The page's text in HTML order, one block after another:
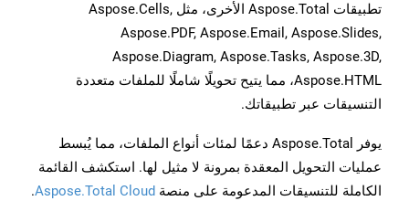
تطبيقات Aspose.Total الأخرى، مثل Aspose.Cells,
Aspose.PDF, Aspose.Email, Aspose.Slides,
Aspose.Diagram, Aspose.Tasks, Aspose.3D,
Aspose.HTML، مما يتيح تحويلًا شاملًا للملفات متعددة
التنسيقات عبر تطبيقاتك.
يوفر Aspose.Total دعمًا لمئات أنواع الملفات، مما يُبسط
عمليات التحويل المعقدة بمرونة لا مثيل لها. استكشف القائمة
الكاملة للتنسيقات المدعومة على منصة Aspose.Total Cloud
.